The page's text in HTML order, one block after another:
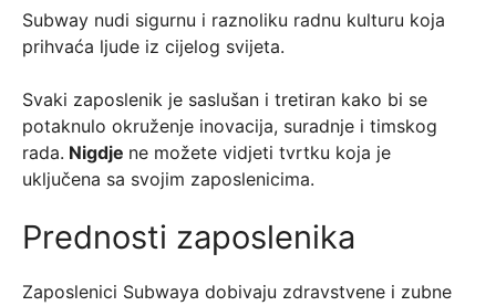
Subway nudi sigurnu i raznoliku radnu kulturu koja
prihvaća ljude iz cijelog svijeta.
Svaki zaposlenik je saslušan i tretiran kako bi se
potaknulo okruženje inovacija, suradnje i timskog
rada. Nigdje ne možete vidjeti tvrtku koja je
uključena sa svojim zaposlenicima.
Prednosti zaposlenika
Zaposlenici Subwaya dobivaju zdravstvene i zubne